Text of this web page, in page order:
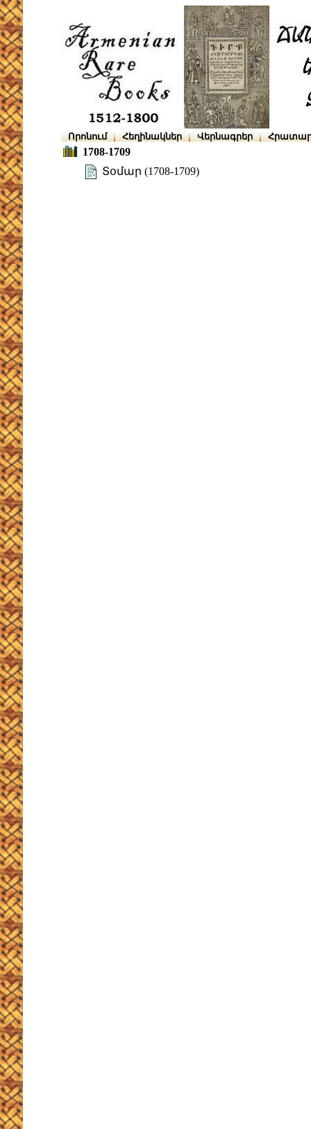
Որոնում Հեղինակներ Վերնագրեր
1708-1709
Տօմար (1708-1709)